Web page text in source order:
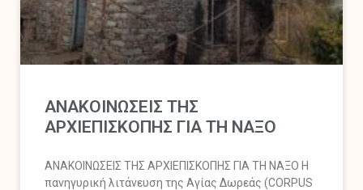
ΑΝΑΚΟΙΝΩΣΕΙΣ ΤΗΣ
ΑΡΧΙΕΠΙΣΚΟΠΗΣ ΓΙΑ ΤΗ ΝΑΞΟ
ΑΝΑΚΟΙΝΩΣΕΙΣ ΤΗΣ ΑΡΧΙΕΠΙΣΚΟΠΗΣ ΓΙΑ ΤΗ ΝΑΞΟ Η
πανηγυρική λιτάνευση της Αγίας Δωρεάς (CORPUS